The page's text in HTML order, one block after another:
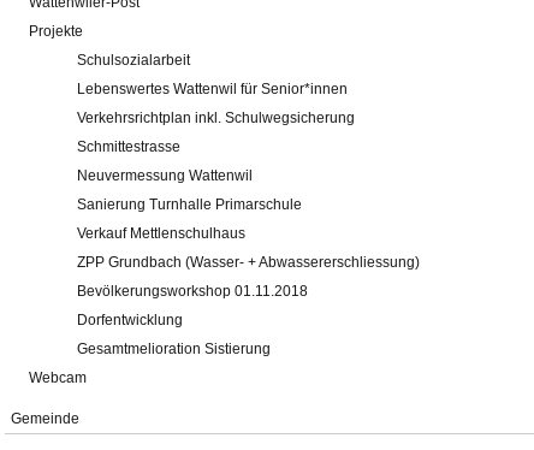
Projekte
Schulsozialarbeit
Lebenswertes Wattenwil für Senior*innen
Verkehrsrichtplan inkl. Schulwegsicherung
Schmittestrasse
Neuvermessung Wattenwil
Sanierung Turnhalle Primarschule
Verkauf Mettlenschulhaus
ZPP Grundbach (Wasser- + Abwassererschliessung)
Bevölkerungsworkshop 01.11.2018
Dorfentwicklung
Gesamtmelioration Sistierung
Webcam
Gemeinde